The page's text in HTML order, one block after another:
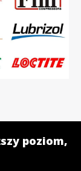
poziom,